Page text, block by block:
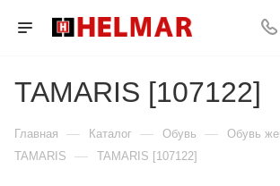
TAMARIS [107122]
Главная — Каталог — Обувь — Обувь
TAMARIS — TAMARIS [107122]